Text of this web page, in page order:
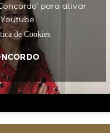
para ativar
Youtube
de Cookies